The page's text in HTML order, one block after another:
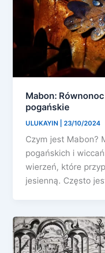
Mabon:
pogańskie
ULUKAYIN 23/10/2024
Czym jest Mabon?
pogańskich i
wierzeń, które
jesienną. Często